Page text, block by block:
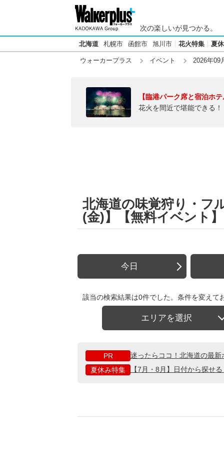
次の楽しいが見つかる。
北海道 札幌市 函館市 旭川市 花火特集 夏
ウォーカープラス イベント 2026年09
【臨港パーク席と宿泊ホ
花火を間近で堪能できる
北海道の味覚狩り・フ
(金)】【無料イベント】
今日
該当の検索結果は0件でした。条件を変えて
エリアを選択
PR
迷ったらココ！北海道の最
夏休み特集
【7月・8月】日付から探せ